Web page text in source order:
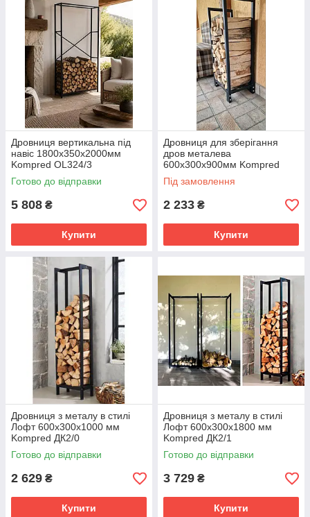
Дровниця вертикальна під
навіс 1800х350х2000мм
Kompred OL324/3
Готово до відправки
5 808 ₴
Купити
Дровниця для зберігання
дров металева
600х300х900мм Kompred
OL466/1
Під замовлення
2 233 ₴
Купити
Дровниця з металу в стилі
Лофт 600х300х1000 мм
Kompred ДК2/0
Готово до відправки
2 629 ₴
Купити
Дровниця з металу в стилі
Лофт 600х300х1800 мм
Kompred ДК2/1
Готово до відправки
3 729 ₴
Купити